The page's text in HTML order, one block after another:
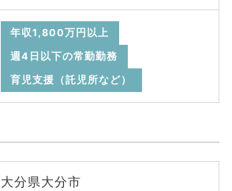
年収1,800万円以上
週4日以下の常勤勤務
育児支援（託児所など）
大分県大分市